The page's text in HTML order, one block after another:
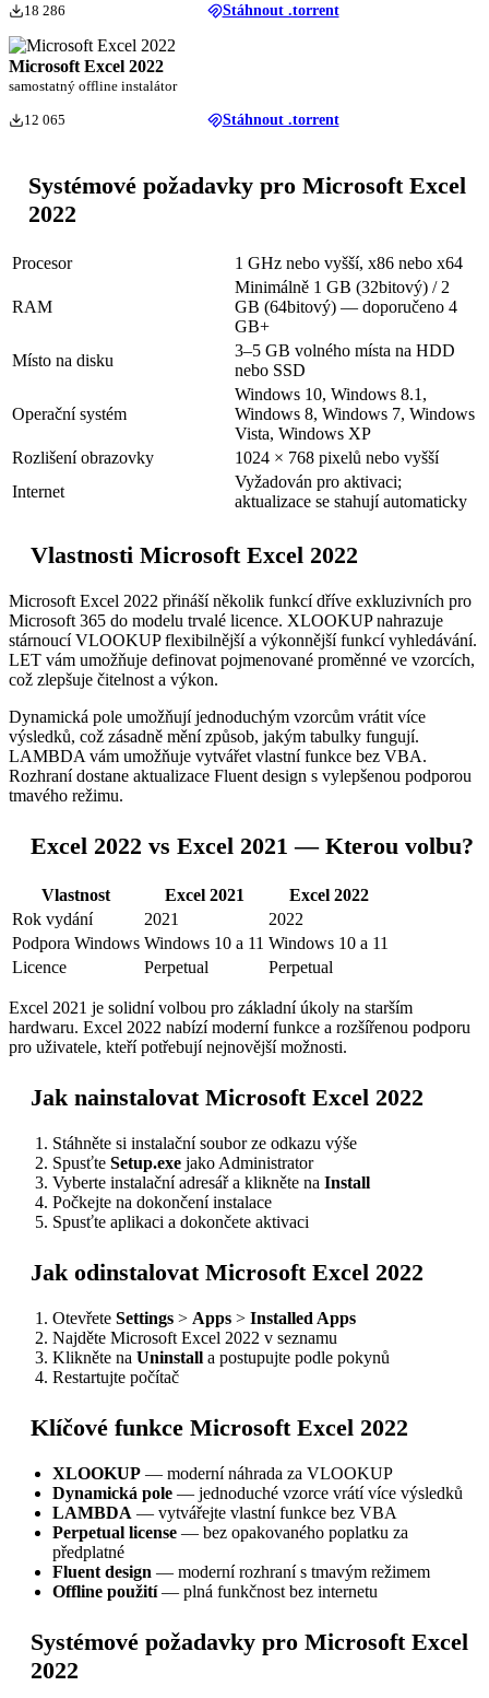
18 286 Stáhnout .torrent
Microsoft Excel 2022
samostatný offline instalátor
12 065 Stáhnout .torrent
Systémové požadavky pro Microsoft Excel
2022
Procesor 1 GHz nebo vyšší, x86 nebo x64
RAM
Minimálně 1 GB (32bitový) / 2
GB (64bitový) — doporučeno 4
GB+
Místo na disku
3–5 GB volného místa na HDD
nebo SSD
Operační systém
Windows 10, Windows 8.1,
Windows 8, Windows 7, Windows
Vista, Windows XP
Rozlišení obrazovky
1024 × 768 pixelů nebo vyšší
Internet
Vyžadován pro aktivaci;
aktualizace se stahují automaticky
Vlastnosti Microsoft Excel 2022
Microsoft Excel 2022 přináší několik funkcí dříve exkluzivních pro
Microsoft 365 do modelu trvalé licence. XLOOKUP nahrazuje
stárnoucí VLOOKUP flexibilnější a výkonnější funkcí vyhledávání.
LET vám umožňuje definovat pojmenované proměnné ve vzorcích,
což zlepšuje čitelnost a výkon.
Dynamická pole umožňují jednoduchým vzorcům vrátit více
výsledků, což zásadně mění způsob, jakým tabulky fungují.
LAMBDA vám umožňuje vytvářet vlastní funkce bez VBA.
Rozhraní dostane aktualizace Fluent design s vylepšenou podporou
tmavého režimu.
Excel 2022 vs Excel 2021 — Kterou volbu?
Vlastnost Excel 2021
Excel 2022
Rok vydání
2021
2022
Podpora Windows Windows 10 a 11 Windows 10 a 11
Licence
Perpetual Perpetual
Excel 2021 je solidní volbou pro základní úkoly na starším
hardwaru. Excel 2022 nabízí moderní funkce a rozšířenou podporu
pro uživatele, kteří potřebují nejnovější možnosti.
Jak nainstalovat Microsoft Excel 2022
Stáhněte si instalační soubor ze odkazu výše
Spusťte Setup.exe jako Administrator
Vyberte instalační adresář a klikněte na Install
Počkejte na dokončení instalace
Spusťte aplikaci a dokončete aktivaci
Jak odinstalovat Microsoft Excel 2022
Otevřete Settings > Apps > Installed Apps
Najděte Microsoft Excel 2022 v seznamu
Klikněte na Uninstall a postupujte podle pokynů
Restartujte počítač
Klíčové funkce Microsoft Excel 2022
XLOOKUP — moderní náhrada za VLOOKUP
Dynamická pole — jednoduché vzorce vrátí více výsledků
LAMBDA — vytvářejte vlastní funkce bez VBA
Perpetual license — bez opakovaného poplatku za
předplatné
Fluent design — moderní rozhraní s tmavým režimem
Offline použití— plná funkčnost bez internetu
Systémové požadavky pro Microsoft Excel
2022